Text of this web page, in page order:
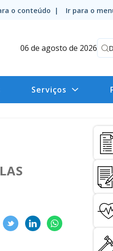
o conteúdo | Ir para o
06 de agosto de 2026
Serviços